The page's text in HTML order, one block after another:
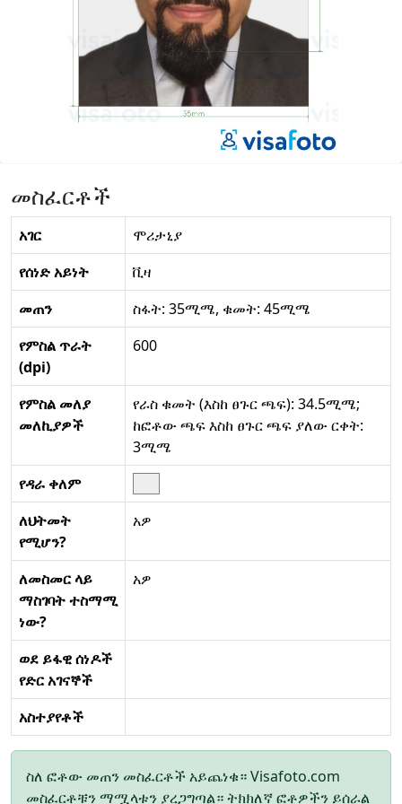
መስፈርቶች
አገር
ሞሪታኒያ
የሰነድ አይነት
ቪዛ
መጠን
ስፋት: 35ሚሜ, ቁመት: 45ሚሜ
የምስል ጥራት
(dpi)
600
የምስል መለያ
መለኪያዎች
የራስ ቁመት (እስከ ፀጉር ጫፍ): 34.5ሚሜ;
ከፎቶው ጫፍ እስከ ፀጉር ጫፍ ያለው ርቀት:
3ሚሜ
የዳራ ቀለም
ለህትመት
የሚሆን?
አዎ
ለመስመር ላይ
ማስገባት ተስማሚ
ነው?
አዎ
ወደ ይፋዊ ሰነዶች
የድር አገናኞች
አስተያየቶች
ስለ ፎቶው መጠን መስፈርቶች አይጨነቁ። Visafoto.com
መስፈርቶቹን ማሟላቱን ያረጋግጣል። ትክክለኛ ፎቶዎችን ይሰራል